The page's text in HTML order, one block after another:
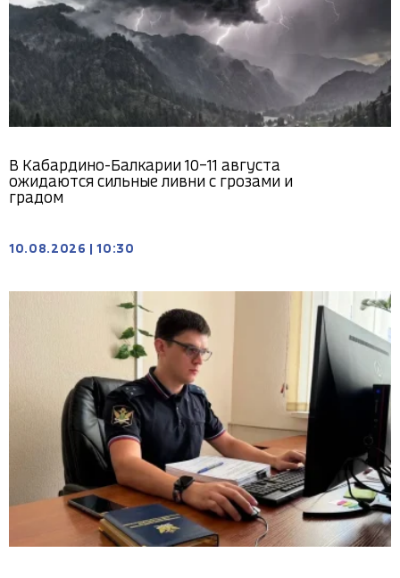
В Кабардино-Балкарии 10–11 августа
ожидаются сильные ливни с грозами и
градом
10.08.2026 10:30